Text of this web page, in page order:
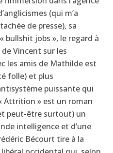
(qui m’a
de presse), sa
bullshit jobs », le regard à
Vincent sur les
les amis de Mathilde est
folle) et plus
puissante qui
Attrition » est un roman
peut-être surtout) un
intelligence et d’une
Bécourt tire à la